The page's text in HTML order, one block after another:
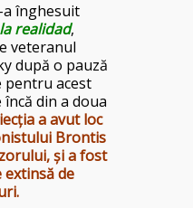
a înghesuit
realidad,
veteranul
după o pauză
pentru acest
din a doua
a avut loc
Brontis
și a fost
extinsă de